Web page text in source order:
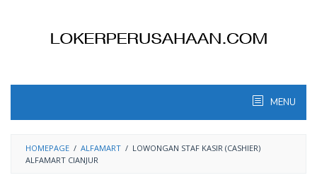
MENU
HOMEPAGE / ALFAMART / LOWONGAN STAF KASIR (CASHIER)
ALFAMART CIANJUR